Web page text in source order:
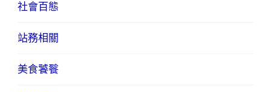
社會百態
站務相關
美食饕餮